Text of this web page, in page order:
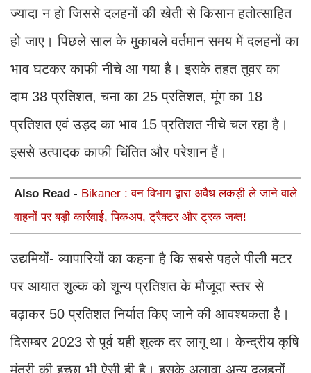
ज्यादा न हो जिससे दलहनों की खेती से किसान हतोत्साहित
हो जाए। पिछले साल के मुकाबले वर्तमान समय में दलहनों का
भाव घटकर काफी नीचे आ गया है। इसके तहत तुवर का
दाम 38 प्रतिशत, चना का 25 प्रतिशत, मूंग का 18
प्रतिशत एवं उड़द का भाव 15 प्रतिशत नीचे चल रहा है।
इससे उत्पादक काफी चिंतित और परेशान हैं।
Also Read - Bikaner : वन विभाग द्वारा अवैध लकड़ी ले जाने वाले
वाहनों पर बड़ी कार्रवाई, पिकअप, ट्रैक्टर और ट्रक जब्त!
उद्यमियों- व्यापारियों का कहना है कि सबसे पहले पीली मटर
पर आयात शुल्क को शून्य प्रतिशत के मौजूदा स्तर से
बढ़ाकर 50 प्रतिशत निर्यात किए जाने की आवश्यकता है।
दिसम्बर 2023 से पूर्व यही शुल्क दर लागू था। केन्द्रीय कृषि
मंत्री की इच्छा भी ऐसी ही है। इसके अलावा अन्य दलहनों